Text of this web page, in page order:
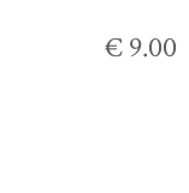
€ 9.00